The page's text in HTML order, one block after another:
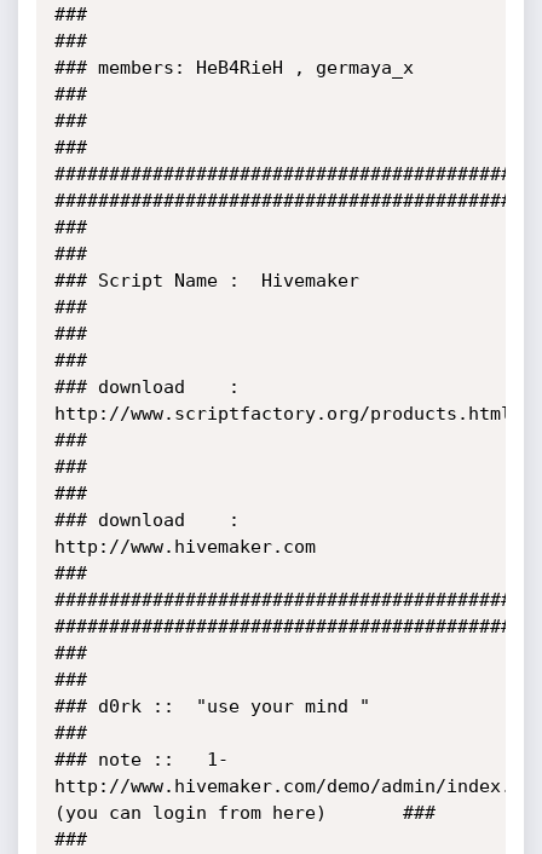
###
###
### members: HeB4RieH , germaya_x
###
###
###
###
###
### Script Name :  Hivemaker
###
###
###
### download    :
http://www.scriptfactory.org/products.html
###
###
###
### download    :
http://www.hivemaker.com
###
###
###
### d0rk ::  "use your mind "
###
### note ::   1-
http://www.hivemaker.com/demo/admin/
(you can login from here)       ###
###